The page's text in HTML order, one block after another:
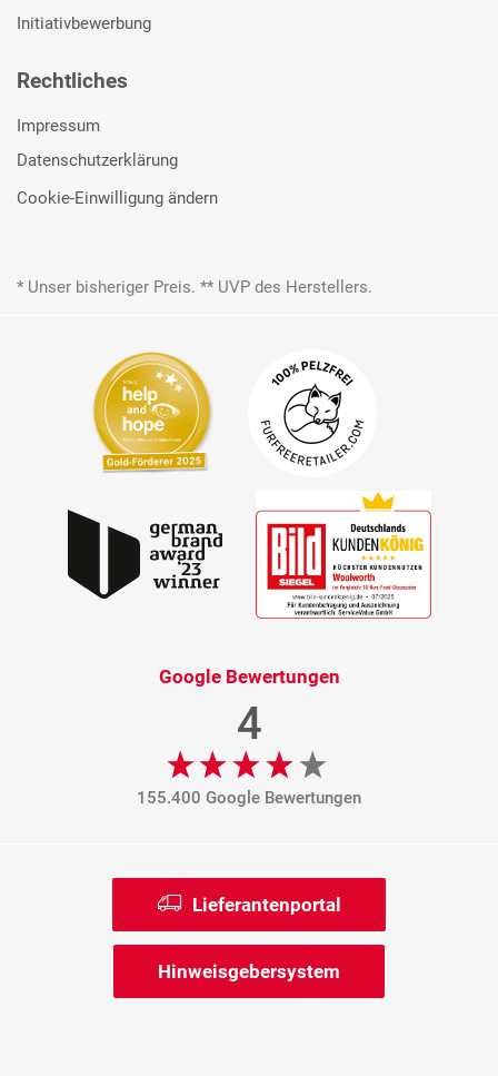
Initiativbewerbung
Rechtliches
Impressum
Datenschutzerklärung
Cookie-Einwilligung ändern
* Unser bisheriger Preis. ** UVP des Herstellers.
Google Bewertungen
4
155.400 Google Bewertungen
Lieferantenportal
Hinweisgebersystem